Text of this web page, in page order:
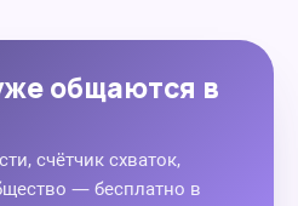
общаются в
счётчик схваток,
— бесплатно в